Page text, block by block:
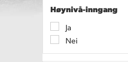
Høynivå-inngang
Ja
Nei